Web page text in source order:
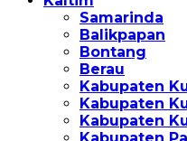
Samarinda
Balikpapan
Bontang
Berau
Kabupaten
Kabupaten
Kabupaten
Kabupaten